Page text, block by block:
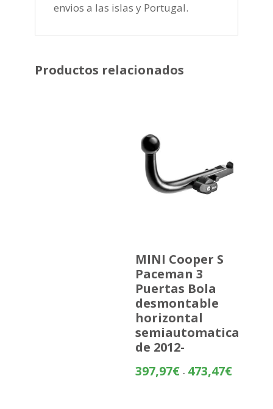
envios a las islas y Portugal.
Productos relacionados
MINI Cooper S
Paceman 3
Puertas Bola
desmontable
horizontal
semiautomatica
de 2012-
397,97€ - 473,47€Rango